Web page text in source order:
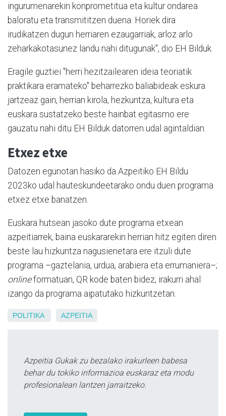
ingurumenarekin konprometitua eta kultur ondarea
baloratu eta transmititzen duena. Horiek dira
irudikatzen dugun herriaren ezaugarriak, arloz arlo
zeharkakotasunez landu nahi ditugunak", dio EH Bilduk.
Eragile guztiei "herri hezitzailearen ideia teoriatik
praktikara eramateko" beharrezko baliabideak eskura
jartzeaz gain, herrian kirola, hezkuntza, kultura eta
euskara sustatzeko beste hainbat egitasmo ere
gauzatu nahi ditu EH Bilduk datorren udal agintaldian.
Etxez etxe
Datozen egunotan hasiko da Azpeitiko EH Bildu
2023ko udal hauteskundeetarako ondu duen programa
etxez etxe banatzen.
Euskara hutsean jasoko dute programa etxean
azpeitiarrek, baina euskararekin herrian hitz egiten diren
beste lau hizkuntza nagusienetara ere itzuli dute
programa –gaztelania, urdua, arabiera eta errumaniera–;
onlineformatuan, QR kode baten bidez, irakurri ahal
izango da programa aipatutako hizkuntzetan.
POLITIKA AZPEITIA
Azpeitia Gukak zu bezalako irakurleen babesa
behar du tokiko informazioa euskaraz eta modu
profesionalean lantzen jarraitzeko.